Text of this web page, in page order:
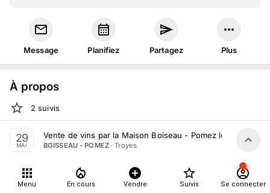
Message Planifiez Partagez Plus
À propos
2 suivis
Ven. 29 mai 2026 à 09:00 - 18:00
Vente volontaireorganiséepar
En salle : 1 Bis Rue de la Paix, 10000 Troyes, France
29
MAI
Vente de vins par la Maison Boiseau - Pomez le 29 Mai
BOISSEAU - POMEZ·Troyes
Menu En cours Vendre Suivis Se connecter